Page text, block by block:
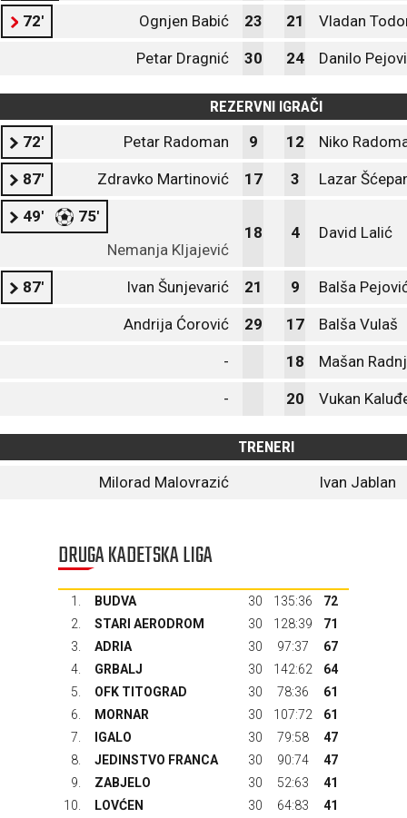
72' Ognjen Babić 23 21 Vladan
Petar Dragnić 30 24 Danilo
REZERVNI IGRAČI
72'
Petar Radoman 9 12 Niko
87' Zdravko Martinović 17 3 Lazar
49'
75'
Nemanja Kljajević
18 4 David Lalić
87' Ivan Šunjevarić 21 9 Balša
Andrija Ćorović 29 17 Balša Vulaš
- 18 Mašan
- 20 Vukan
TRENERI
Milorad Malovrazić
Ivan Jablan
DRUGA KADETSKA LIGA
1. BUDVA 30 135:36
72
2.
STARI AERODROM 30 128:39
71
3.
ADRIA 30 97:37
67
4.
GRBALJ 30 142:62
64
5.
OFK TITOGRAD 30 78:36
61
6.
MORNAR 30 107:72
61
7.
IGALO 30 79:58
47
8.
JEDINSTVO FRANCA 30 90:74
47
9.
ZABJELO 30 52:63
41
10.
LOVĆEN 30 64:83
41